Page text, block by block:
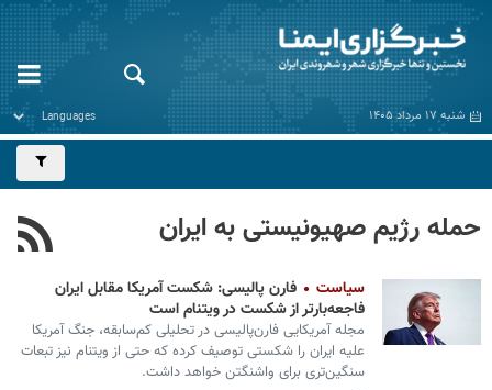
شنبه ۱۷ مرداد ۱۴۰۵
حمله رژیم صهیونیستی به ایران
سیاست
فارن پالیسی: شکست آمریکا مقابل ایران
فاجعه‌بارتر از شکست در ویتنام است
مجله آمریکایی فارن‌پالیسی در تحلیلی کم‌سابقه، جنگ آمریکا
علیه ایران را شکستی توصیف کرده که حتی از ویتنام نیز تبعات
سنگین‌تری برای واشنگتن خواهد داشت.